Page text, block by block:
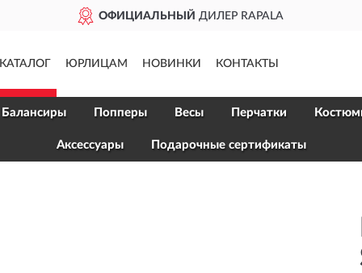
ОФИЦИАЛЬНЫЙ ДИЛЕР RAPALA
КАТАЛОГ ЮРЛИЦАМ НОВИНКИ КОНТАКТЫ
Балансиры Попперы Весы Перчатки
Аксессуары Подарочные сертификаты